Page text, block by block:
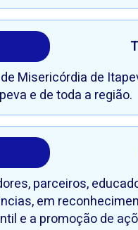
Misericórdia de
e de toda a região.
parceiros,
em
e a promoção de